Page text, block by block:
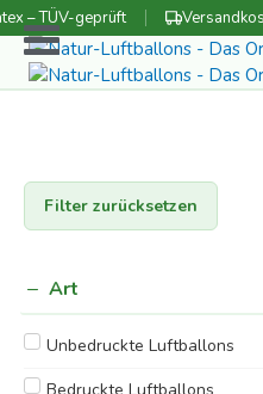
Zum
Inhalt
springen
– TÜV-geprüft
Filter zurücksetzen
Art
Unbedruckte Luftballons